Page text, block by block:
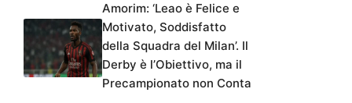
Amorim: ‘Leao è Felice e
Motivato, Soddisfatto
della Squadra del Milan’. Il
Derby è l’Obiettivo, ma il
Precampionato non Conta